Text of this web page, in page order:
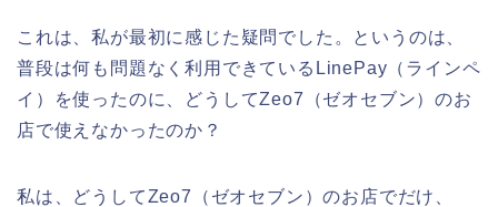
これは、私が最初に感じた疑問でした。というのは、
普段は何も問題なく利用できているLinePay（ラインペ
イ）を使ったのに、どうしてZeo7（ゼオセブン）のお
店で使えなかったのか？
私は、どうしてZeo7（ゼオセブン）のお店でだけ、